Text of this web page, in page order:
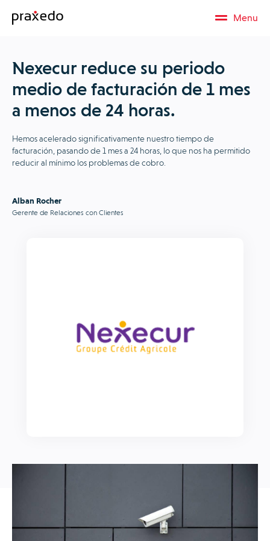
Menu
Nexecur reduce su periodo
medio de facturación de 1 mes
a menos de 24 horas.
Hemos acelerado significativamente nuestro tiempo de
facturación, pasando de 1 mes a 24 horas, lo que nos ha permitido
reducir al mínimo los problemas de cobro.
Alban Rocher
Gerente de Relaciones con Clientes